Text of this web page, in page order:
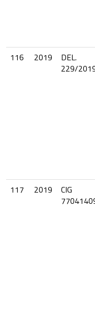
116
2019
DEL.
229/
117
2019
CIG